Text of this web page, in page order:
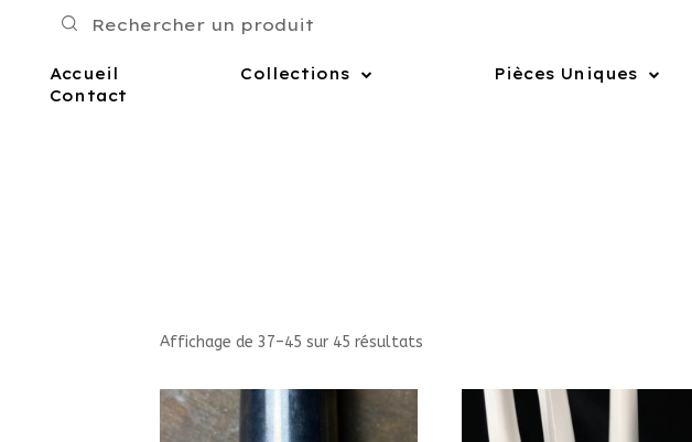
Accueil Collections Pièces Uniques
Contact
Affichage de 37–45 sur 45 résultats